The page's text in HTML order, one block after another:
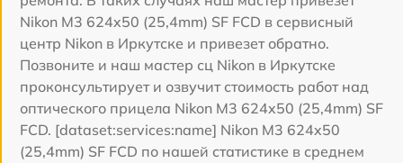
Nikon M3 624x50 (25,4mm) SF FCD в сервисный
центр Nikon в Иркутске и привезет обратно.
Позвоните и наш мастер сц Nikon в Иркутске
проконсультирует и озвучит стоимость работ над
оптического прицела Nikon M3 624x50 (25,4mm) SF
FCD. [dataset:services:name] Nikon M3 624x50
(25,4mm) SF FCD по нашей статистике в среднем